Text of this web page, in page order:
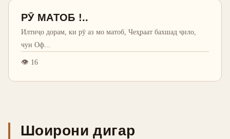
РӮ МАТОБ !..
Илтиҷо дорам, ки рӯ аз мо матоб, Чеҳраат бахшад ҷило,
чун Оф
👁 16
Шоирони дигар